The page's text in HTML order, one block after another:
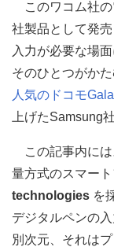
このワコム社
社製品として発
入力が必要な場
そのひとつがか
人気のドコモ
上げたSamsung
この記事内に
量方式のスマー
technologies を
デジタルペンの
別次元、それは